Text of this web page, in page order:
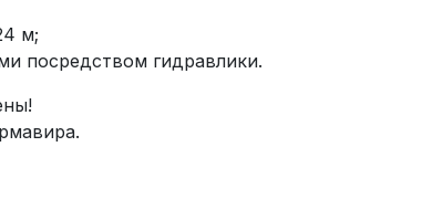
м;
посредством гидравлики.